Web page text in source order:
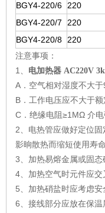
BGY4-220/6
220
BGY4-220/7
220
BGY4-220/8
220
注意事项：
1、 电加热器 AC220V
A．空气相对湿度不大
B．工作电压应不大于
C．绝缘电阻≥1MΩ 介
2、电热管应做好定位
影晌散热而缩短使用寿
3、加热易熔金属或固
4、加热空气时元件应
5、加热硝盐时应考虑
6、接线部分应放在保